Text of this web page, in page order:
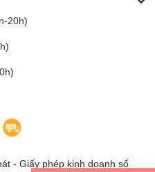
20h)
- Giấy phép kinh doanh số